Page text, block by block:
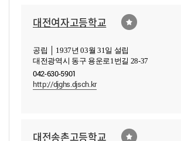
대전여자고등학교
공립 │ 1937년 03월 31일 설립
대전광역시 동구 용운로1번길 28-37
042-630-5901
http://djghs.djsch.kr
대전송촌고등학교